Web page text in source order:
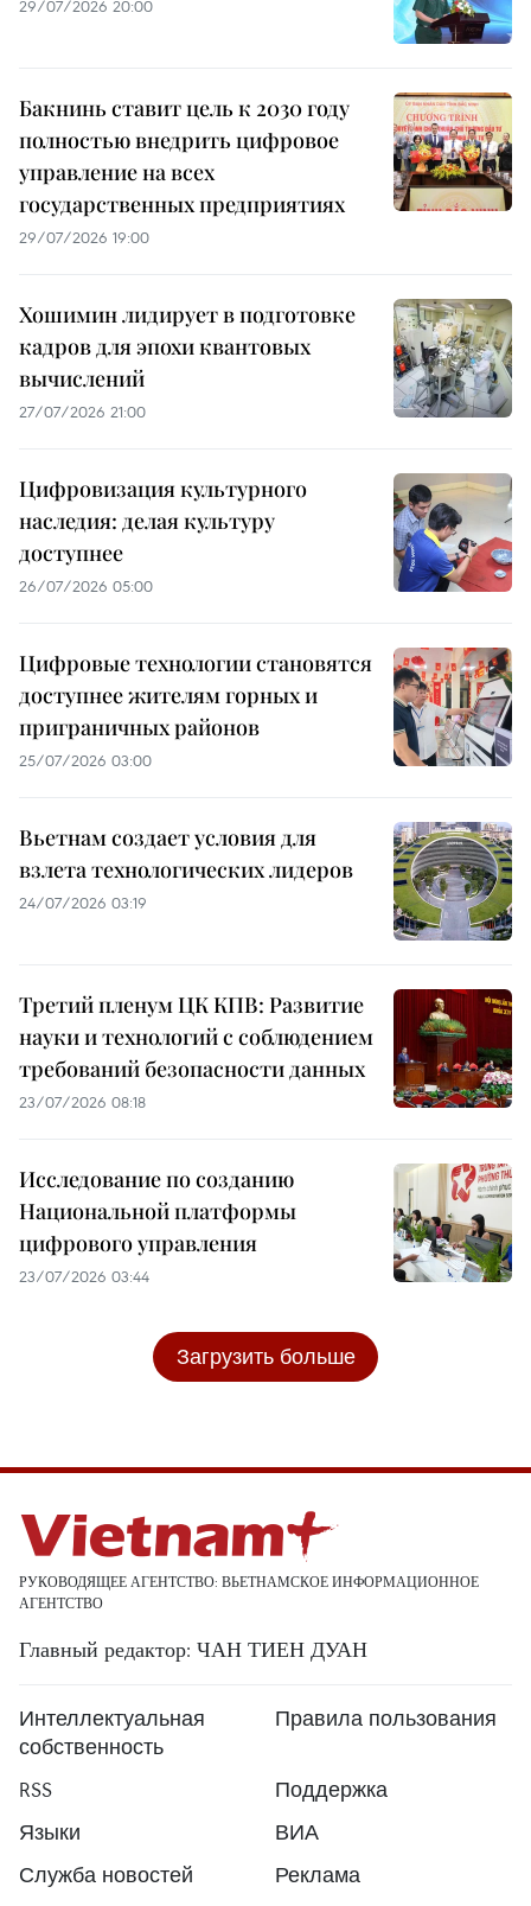
29/07/2026 20:00
Бакнинь ставит цель к 2030 году
полностью внедрить цифровое
управление на всех
государственных предприятиях
29/07/2026 19:00
Хошимин лидирует в подготовке
кадров для эпохи квантовых
вычислений
27/07/2026 21:00
Цифровизация культурного
наследия: делая культуру
доступнее
26/07/2026 05:00
Цифровые технологии становятся
доступнее жителям горных и
приграничных районов
25/07/2026 03:00
Вьетнам создает условия для
взлета технологических лидеров
24/07/2026 03:19
Третий пленум ЦК КПВ: Развитие
науки и технологий с соблюдением
требований безопасности данных
23/07/2026 08:18
Исследование по созданию
Национальной платформы
цифрового управления
23/07/2026 03:44
Загрузить больше
РУКОВОДЯЩЕЕ АГЕНТСТВО: ВЬЕТНАМСКОЕ ИНФОРМАЦИОННОЕ
АГЕНТСТВО
Главный редактор: ЧАН ТИЕН ДУАН
Интеллектуальная
собственность
Правила пользования
RSS
Поддержка
Языки
ВИА
Служба новостей
Реклама